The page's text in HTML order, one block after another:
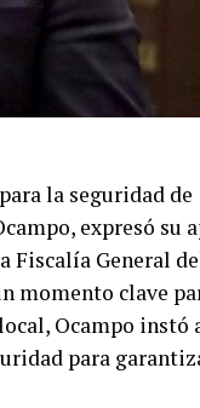
la seguridad de
expresó su
Fiscalía General
momento clave
Ocampo instó
para